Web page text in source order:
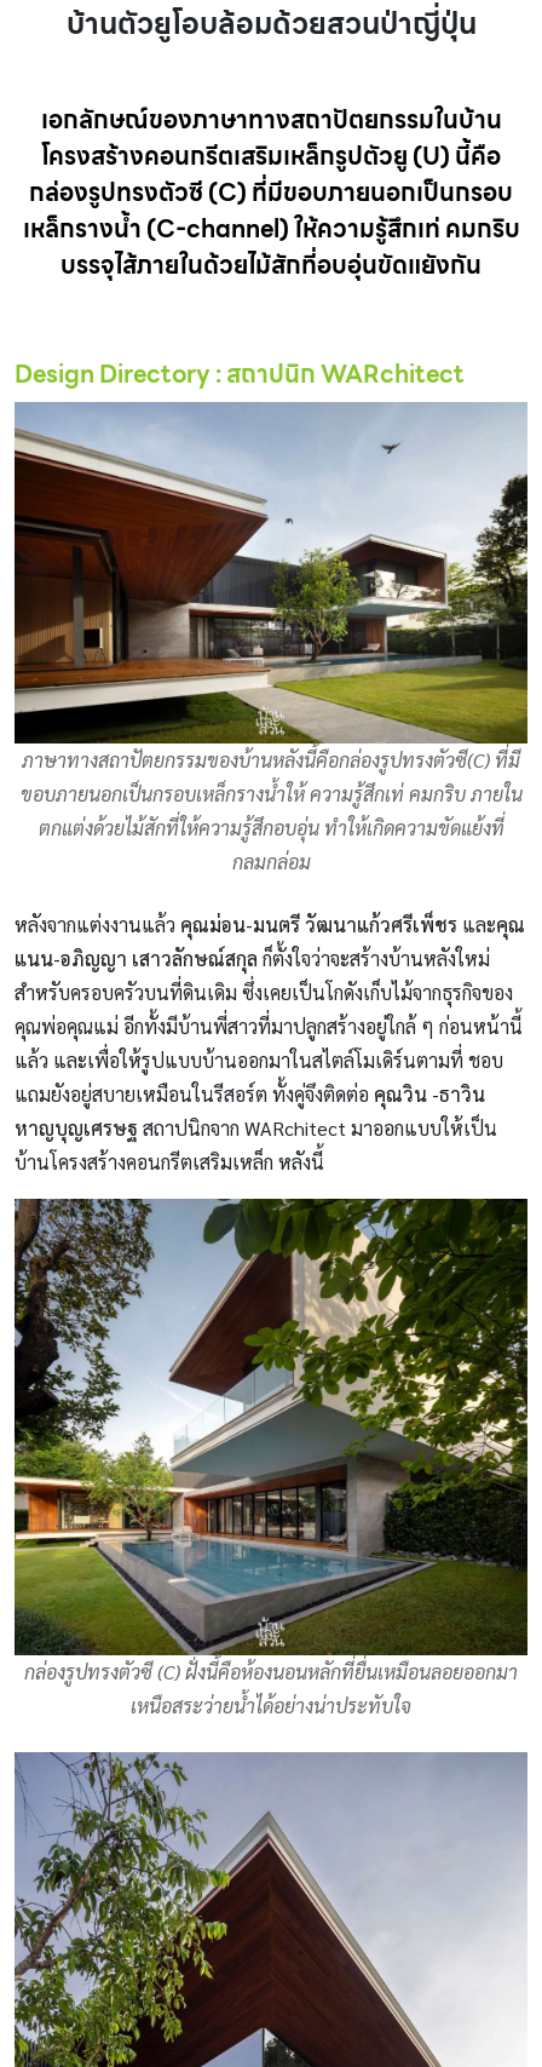
บ้านตัวยูโอบล้อมด้วยสวนป่าญี่ปุ่น
เอกลักษณ์ของภาษาทางสถาปัตยกรรมในบ้าน
โครงสร้างคอนกรีตเสริมเหล็กรูปตัวยู (U) นี้คือ
กล่องรูปทรงตัวซี (C) ที่มีขอบภายนอกเป็นกรอบ
เหล็กรางน้ำ (C-channel) ให้ความรู้สึกเท่ คมกริบ
บรรจุไส้ภายในด้วยไม้สักที่อบอุ่นขัดแยังกัน
Design Directory : สถาปนิก WARchitect
ภาษาทางสถาปัตยกรรมของบ้านหลังนี้คือกล่องรูปทรงตัวซี(C) ที่มี
ขอบภายนอกเป็นกรอบเหล็กรางน้ำให้ ความรู้สึกเท่ คมกริบ ภายใน
ตกแต่งด้วยไม้สักที่ให้ความรู้สึกอบอุ่น ทำให้เกิดความขัดแย้งที่
กลมกล่อม
หลังจากแต่งงานแล้ว คุณม่อน-มนตรี วัฒนาแก้วศรีเพ็ชร และคุณ
แนน-อภิญญา เสาวลักษณ์สกุล ก็ตั้งใจว่าจะสร้างบ้านหลังใหม่
สำหรับครอบครัวบนที่ดินเดิม ซึ่งเคยเป็นโกดังเก็บไม้จากธุรกิจของ
คุณพ่อคุณแม่ อีกทั้งมีบ้านพี่สาวที่มาปลูกสร้างอยู่ใกล้ ๆ ก่อนหน้านี้
แล้ว และเพื่อให้รูปแบบบ้านออกมาในสไตล์โมเดิร์นตามที่ ชอบ
แถมยังอยู่สบายเหมือนในรีสอร์ต ทั้งคู่จึงติดต่อ คุณวิน -ธาวิน
หาญบุญเศรษฐ สถาปนิกจาก WARchitect มาออกแบบให้เป็น
บ้านโครงสร้างคอนกรีตเสริมเหล็ก หลังนี้
กล่องรูปทรงตัวซี (C) ฝั่งนี้คือห้องนอนหลักที่ยื่นเหมือนลอยออกมา
เหนือสระว่ายน้ำได้อย่างน่าประทับใจ